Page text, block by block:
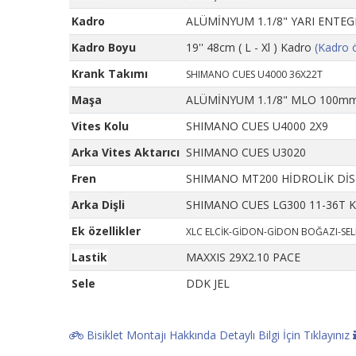
Kadro
ALÜMİNYUM 1.1/8" YARI
Kadro Boyu
19'' 48cm ( L - Xl ) Kadro (Kadro
Krank Takımı
SHIMANO CUES U4000 36X22T
Maşa
ALÜMİNYUM 1.1/8" MLO
Vites Kolu
SHIMANO CUES U4000 2X9
Arka Vites Aktarıcı SHIMANO CUES U3020
Fren
SHIMANO MT200 HİDROLİK
Arka Dişli
SHIMANO CUES LG300 11-36T
Ek özellikler
XLC ELCİK-GİDON-GİDON BOĞAZI-
Lastik
MAXXIS 29X2.10 PACE
Sele
DDK JEL
Bisiklet Montajı Hakkında Detaylı Bilgi İçin Tıklayınız